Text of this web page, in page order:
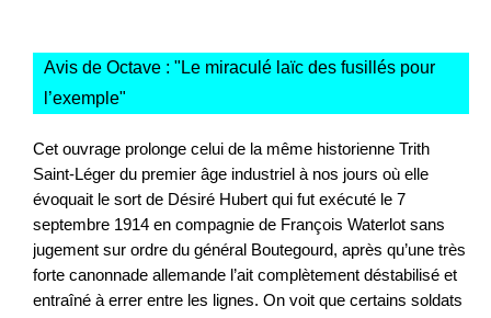
Avis de Octave : " Le miraculé laïc des fusillés pour
l’exemple"
Cet ouvrage prolonge celui de la même historienne Trith
Saint-Léger du premier âge industriel à nos jours où elle
évoquait le sort de Désiré Hubert qui fut exécuté le 7
septembre 1914 en compagnie de François Waterlot sans
jugement sur ordre du général Boutegourd, après qu’une très
forte canonnade allemande l’ait complètement déstabilisé et
entraîné à errer entre les lignes. On voit que certains soldats